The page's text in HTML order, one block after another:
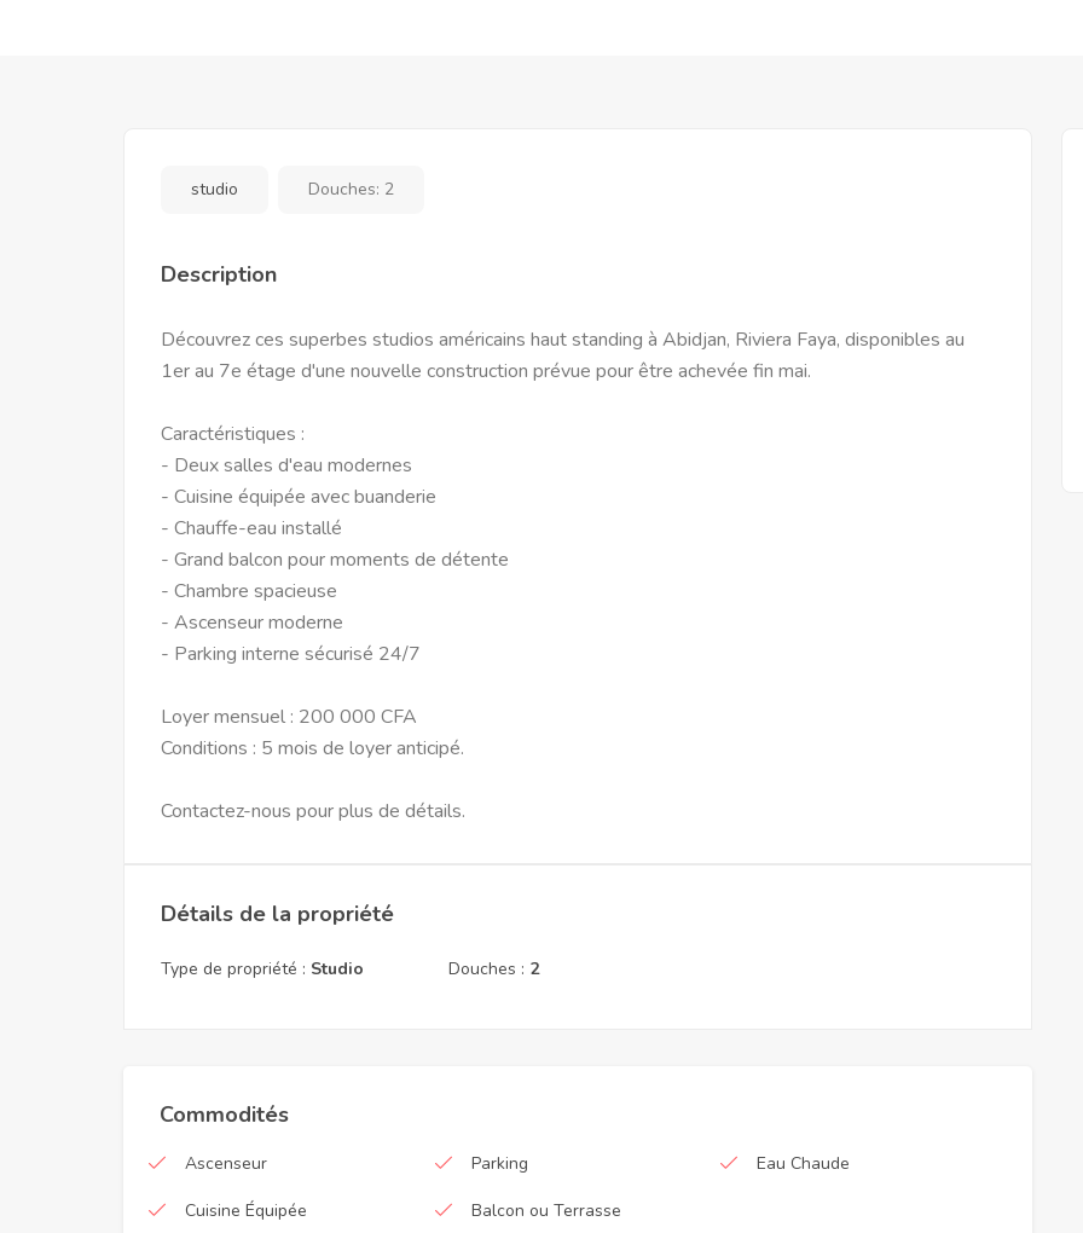
studio Douches: 2
Description
Découvrez ces superbes studios américains haut standing à Abidjan, Riviera Faya, disponibles au
1er au 7e étage d'une nouvelle construction prévue pour être achevée fin mai.
Caractéristiques :
- Deux salles d'eau modernes
- Cuisine équipée avec buanderie
- Chauffe-eau installé
- Grand balcon pour moments de détente
- Chambre spacieuse
- Ascenseur moderne
- Parking interne sécurisé 24/7
Loyer mensuel : 200 000 CFA
Conditions : 5 mois de loyer anticipé.
Contactez-nous pour plus de détails.
Détails de la propriété
Type de propriété : Studio Douches : 2
Commodités
Ascenseur Parking Eau Chaude
Cuisine Équipée Balcon ou Terrasse